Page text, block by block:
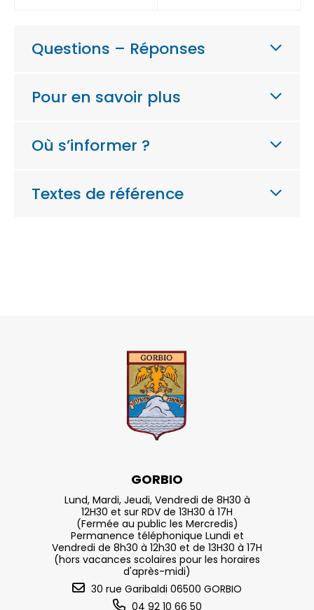
Questions – Réponses
Pour en savoir plus
Où s’informer ?
Textes de référence
GORBIO
Lund, Mardi, Jeudi, Vendredi de 8H30 à
12H30 et sur RDV de 13H30 à 17H
(Fermée au public les Mercredis)
Permanence téléphonique Lundi et
Vendredi de 8h30 à 12h30 et de 13H30 à 17H
(hors vacances scolaires pour les horaires
d'après-midi)
30 rue Garibaldi 06500 GORBIO
04 92 10 66 50